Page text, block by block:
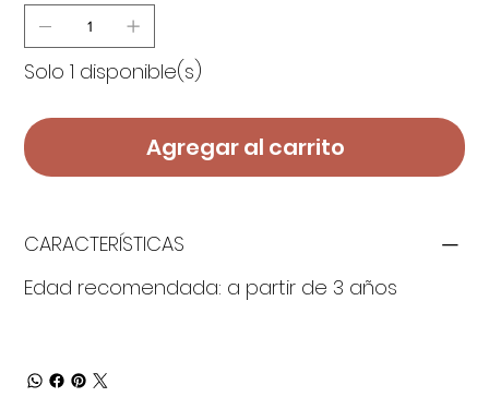
Solo 1 disponible(s)
Agregar al carrito
CARACTERÍSTICAS
Edad recomendada: a partir de 3 años